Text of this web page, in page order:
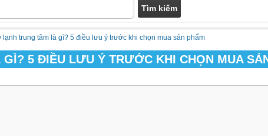
lạnh trung tâm là gì? 5 điều lưu ý trước khi chọn mua sản phẩm
5 ĐIỀU LƯU Ý TRƯỚC KHI CHỌN MUA